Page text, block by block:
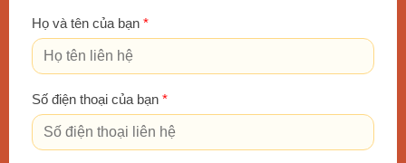
Họ và tên của bạn *
Số điện thoại của bạn *